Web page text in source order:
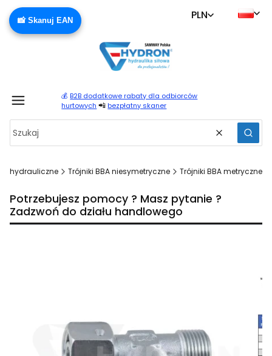
📸 Skanuj EAN PLN
💰 B2B dodatkowe rabaty dla odbiorców
hurtowych 📲 bezpłatny skaner
Wyczyść
hydrauliczne Trójniki BBA niesymetryczne Trójniki BBA metryczne
Potrzebujesz pomocy ? Masz pytanie ?
Zadzwoń do działu handlowego